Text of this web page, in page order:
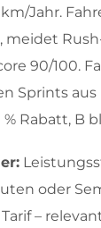
Jahr.
meidet
90/100.
Sprints aus
% Rabatt, B
oder
–